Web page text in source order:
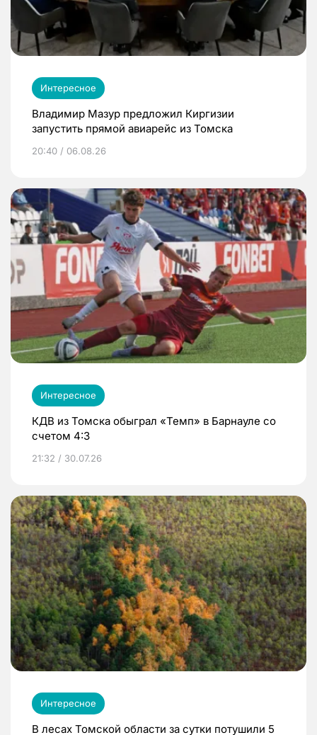
Интересное
Владимир Мазур предложил Киргизии
запустить прямой авиарейс из Томска
20:40 / 06.08.26
Интересное
КДВ из Томска обыграл «Темп» в Барнауле со
счетом 4:3
21:32 / 30.07.26
Интересное
В лесах Томской области за сутки потушили 5